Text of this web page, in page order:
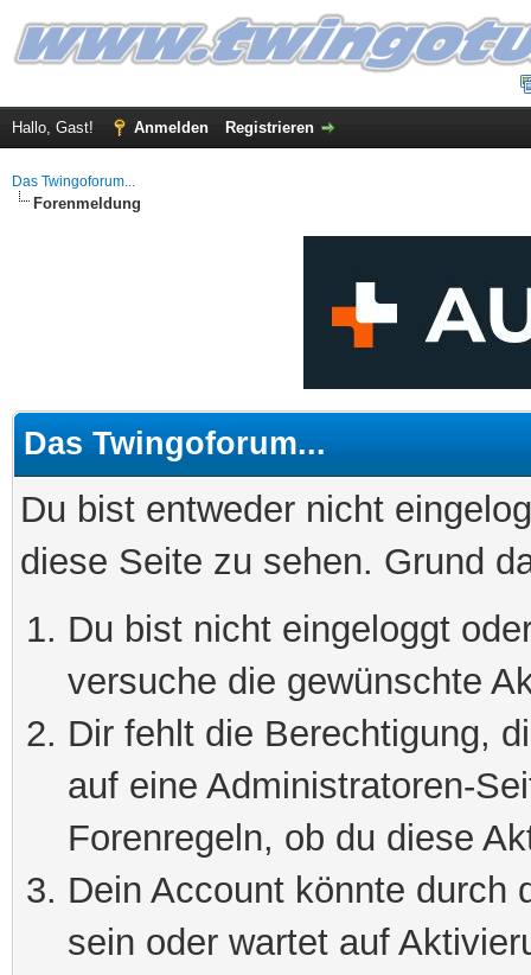
Hallo, Gast! Anmelden Registrieren
Das Twingoforum...
Forenmeldung
Das Twingoforum...
Du bist entweder nicht
diese Seite zu sehen. Grund
Du bist nicht eingeloggt
versuche die gewünschte
Dir fehlt die Berechtigung,
auf eine Administratoren-
Forenregeln, ob du diese
Dein Account könnte durch
sein oder wartet auf